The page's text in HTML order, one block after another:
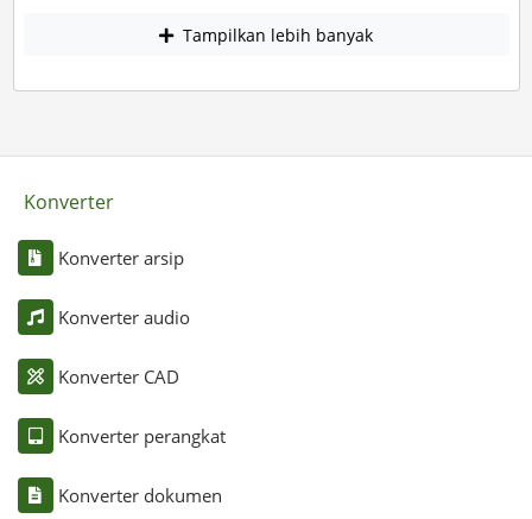
Tampilkan lebih banyak
Konverter
Konverter arsip
Konverter audio
Konverter CAD
Konverter perangkat
Konverter dokumen